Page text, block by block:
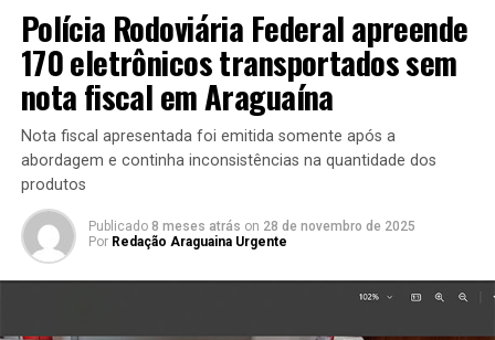
Polícia Rodoviária Federal apreende
170 eletrônicos transportados sem
nota fiscal em Araguaína
Nota fiscal apresentada foi emitida somente após a
abordagem e continha inconsistências na quantidade dos
produtos
Publicado 8 meses atrás on 28 de novembro de 2025
Por Redação Araguaina Urgente